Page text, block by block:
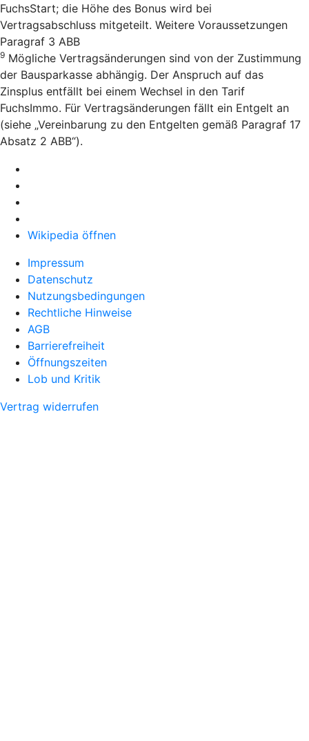
FuchsStart; die Höhe des Bonus wird bei
Vertragsabschluss mitgeteilt. Weitere Voraussetzungen
Paragraf 3 ABB
9 Mögliche Vertragsänderungen sind von der Zustimmung
der Bausparkasse abhängig. Der Anspruch auf das
Zinsplus entfällt bei einem Wechsel in den Tarif
FuchsImmo. Für Vertragsänderungen fällt ein Entgelt an
(siehe „Vereinbarung zu den Entgelten gemäß Paragraf 17
Absatz 2 ABB“).
Wikipedia öffnen
Impressum
Datenschutz
Nutzungsbedingungen
Rechtliche Hinweise
AGB
Barrierefreiheit
Öffnungszeiten
Lob und Kritik
Vertrag widerrufen